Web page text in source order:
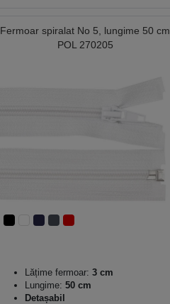
Fermoar spiralat No 5, lungime 50 cm
POL 270205
Lățime fermoar: 3 cm
Lungime: 50 cm
Detașabil